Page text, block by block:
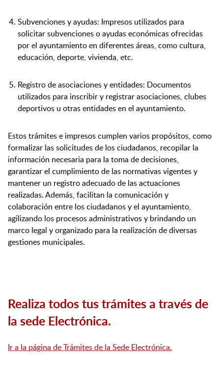
Subvenciones y ayudas: Impresos utilizados para
solicitar subvenciones o ayudas económicas ofrecidas
por el ayuntamiento en diferentes áreas, como cultura,
educación, deporte, vivienda, etc.
Registro de asociaciones y entidades: Documentos
utilizados para inscribir y registrar asociaciones, clubes
deportivos u otras entidades en el ayuntamiento.
Estos trámites e impresos cumplen varios propósitos, como
formalizar las solicitudes de los ciudadanos, recopilar la
información necesaria para la toma de decisiones,
garantizar el cumplimiento de las normativas vigentes y
mantener un registro adecuado de las actuaciones
realizadas. Además, facilitan la comunicación y
colaboración entre los ciudadanos y el ayuntamiento,
agilizando los procesos administrativos y brindando un
marco legal y organizado para la realización de diversas
gestiones municipales.
Realiza todos tus trámites a través de
la sede Electrónica.
Ir a la página de Trámites de la Sede Electrónica.